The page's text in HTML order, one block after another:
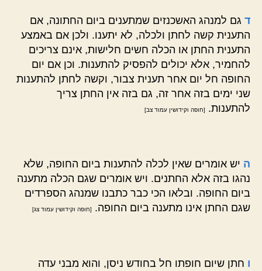
ד גם למנהג האשכנזים שמתענים ביום החתונה, אם
התענית קשה לחתן ולכלה, לא יתענו. ולכן אם באמצע
התענית החתן או הכלה חשים חלישות, אינם צריכים
להחמיר, אלא יכולים להפסיק להתענות. וכן אם יום
החופה חל יום אחר תענית צבור, וקשה לחתן להתענות
שני ימים בזה אחר זה, גם בזה אין החתן צריך
להתענות.
[חופה וקידושין עמוד צב]
ה יש אומרים שאין לכלה להתענות ביום החופה, שלא
נהגו בזה אלא החתנים. ויש אומרים שגם הכלה מתענה
ביום החופה. ובלאו הכי כבר כתבנו שמנהג הספרדים
שגם החתן אינו מתענה ביום החופה.
[חופה וקידושין עמוד צג]
ו חתן שיום חופתו חל בחודש ניסן, והוא מבני עדה